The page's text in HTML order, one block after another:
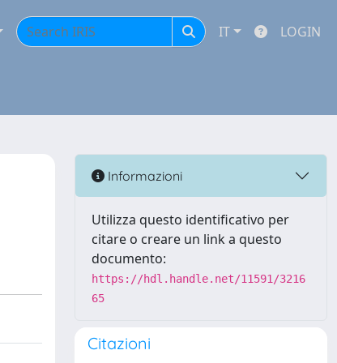
IT LOGIN
Informazioni
Utilizza questo identificativo per
citare o creare un link a questo
documento:
https://hdl.handle.net/11591/3216
65
Citazioni